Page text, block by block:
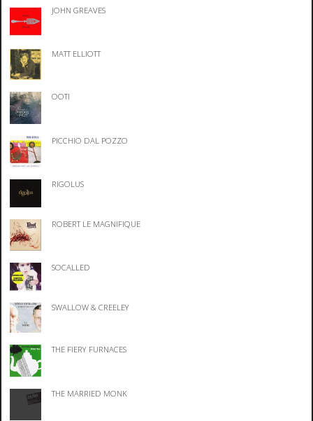
JOHN GREAVES
MATT ELLIOTT
OOTI
PICCHIO DAL POZZO
RIGOLUS
ROBERT LE MAGNIFIQUE
SOCALLED
SWALLOW & CREELEY
THE FIERY FURNACES
THE MARRIED MONK